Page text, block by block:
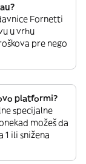
Fornetti
u vrhu
pre nego
platformi?
specijalne
možeš da
1 ili snižena